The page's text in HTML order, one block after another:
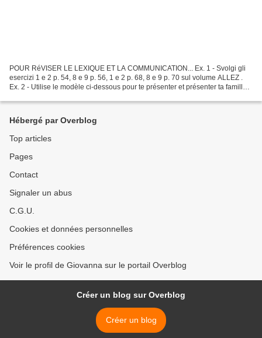
POUR RéVISER LE LEXIQUE ET LA COMMUNICATION... Ex. 1 - Svolgi gli
esercizi 1 e 2 p. 54, 8 e 9 p. 56, 1 e 2 p. 68, 8 e 9 p. 70 sul volume ALLEZ .
Ex. 2 - Utilise le modèle ci-dessous pour te présenter et présenter ta famille
Hébergé par Overblog
Top articles
Pages
Contact
Signaler un abus
C.G.U.
Cookies et données personnelles
Préférences cookies
Voir le profil de Giovanna sur le portail Overblog
Créer un blog sur Overblog
Créer un blog